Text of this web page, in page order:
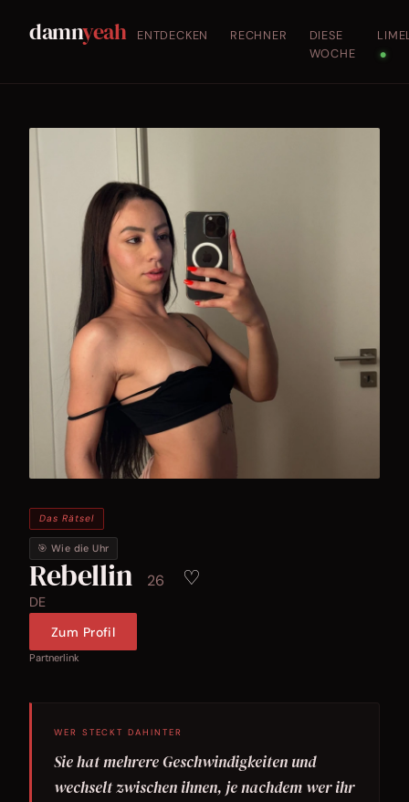
damnyeah ENTDECKEN RECHNER
DIESE
WOCHE
●
Das Rätsel
🎯 Wie die Uhr
Rebellin 26 ♡
DE
Zum Profil
Partnerlink
WER STECKT DAHINTER
Sie hat mehrere Geschwindigkeiten und
wechselt zwischen ihnen, je nachdem wer ihr